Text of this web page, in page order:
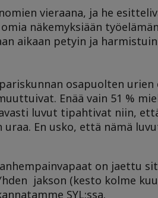
vieraana, ja he
näkemyksiään
aikaan petyin ja harmistuin
osapuolten urien
Enää vain 51 %
luvut tipahtivat niin,
En usko, että nämä
on jaettu
jakson (kesto kolme
SYL:ssa.